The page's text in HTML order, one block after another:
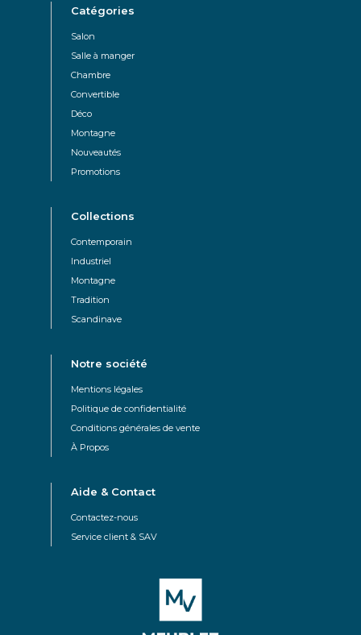
Catégories
Salon
Salle à manger
Chambre
Convertible
Déco
Montagne
Nouveautés
Promotions
Collections
Contemporain
Industriel
Montagne
Tradition
Scandinave
Notre société
Mentions légales
Politique de confidentialité
Conditions générales de vente
À Propos
Aide & Contact
Contactez-nous
Service client & SAV